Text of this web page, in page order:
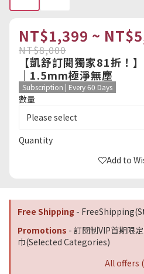
NT$1,399 ~
NT$8,000
【凱舒訂閱獨家81折！
｜1.5mm極淨無塵
Subscription | Every 60 Days
數量
Quantity
Add to
Free Shipping -
Promotions - 訂閱制VIP首期限
巾(Selected Categories)
All offers